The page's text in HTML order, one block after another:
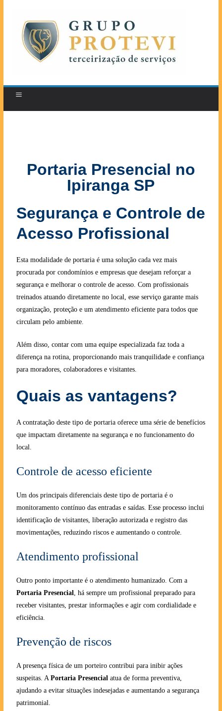
Portaria Presencial no
Ipiranga SP
Segurança e Controle de
Acesso Profissional
Esta modalidade de portaria é uma solução cada vez mais
procurada por condomínios e empresas que desejam reforçar a
segurança e melhorar o controle de acesso. Com profissionais
treinados atuando diretamente no local, esse serviço garante mais
organização, proteção e um atendimento eficiente para todos que
circulam pelo ambiente.
Além disso, contar com uma equipe especializada faz toda a
diferença na rotina, proporcionando mais tranquilidade e confiança
para moradores, colaboradores e visitantes.
Quais as vantagens?
A contratação deste tipo de portaria oferece uma série de benefícios
que impactam diretamente na segurança e no funcionamento do
local.
Controle de acesso eficiente
Um dos principais diferenciais deste tipo de portaria é o
monitoramento contínuo das entradas e saídas. Esse processo inclui
identificação de visitantes, liberação autorizada e registro das
movimentações, reduzindo riscos e aumentando o controle.
Atendimento profissional
Outro ponto importante é o atendimento humanizado. Com a
Portaria Presencial, há sempre um profissional preparado para
receber visitantes, prestar informações e agir com cordialidade e
eficiência.
Prevenção de riscos
A presença física de um porteiro contribui para inibir ações
suspeitas. A Portaria Presencialatua de forma preventiva,
ajudando a evitar situações indesejadas e aumentando a segurança
patrimonial.